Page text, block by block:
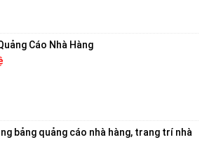
Cáo Nhà Hàng
bảng quảng cáo nhà hàng, trang trí nhà